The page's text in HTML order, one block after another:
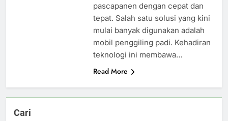
pascapanen dengan cepat dan
tepat. Salah satu solusi yang kini
mulai banyak digunakan adalah
mobil penggiling padi. Kehadiran
teknologi ini membawa…
Read More
Cari